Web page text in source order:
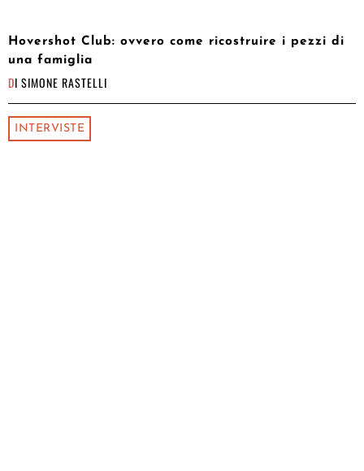
Hovershot Club: ovvero come ricostruire i pezzi di
una famiglia
DI SIMONE RASTELLI
INTERVISTE